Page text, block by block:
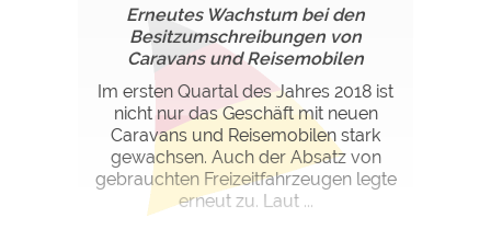
Erneutes Wachstum bei den
Besitzumschreibungen von
Caravans und Reisemobilen
Im ersten Quartal des Jahres 2018 ist
nicht nur das Geschäft mit neuen
Caravans und Reisemobilen stark
gewachsen. Auch der Absatz von
gebrauchten Freizeitfahrzeugen legte
erneut zu. Laut ...